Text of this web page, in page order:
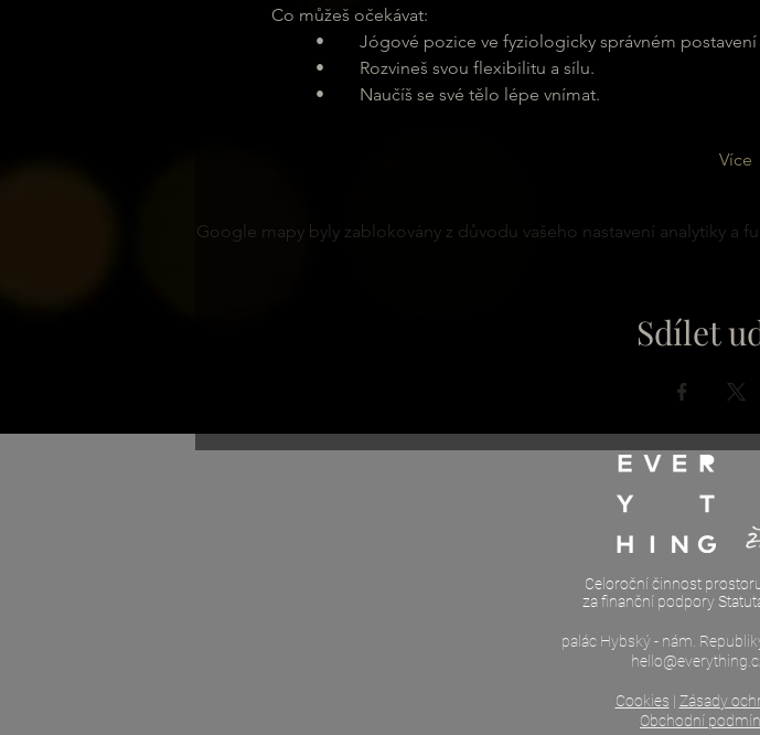
Co můžeš očekávat:
•	Jógové pozice ve fyziologicky správném postavení
	•	Rozvineš svou flexibilitu a sílu.
	•	Naučíš se své tělo lépe vnímat.
Více
Google mapy byly zablokovány z důvodu vašeho nastavení analytiky a
Sdílet
Celoroční činnost
za finanční podpory
palác Hybský - nám.
Cookies | Zásady
Obchodní